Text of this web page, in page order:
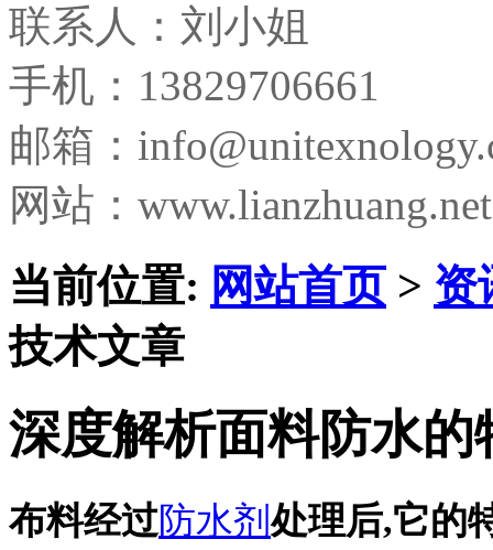
联系人：刘小姐
手机：13829706661
邮箱：
网站：www.lianzhuang.net
当前位置: 网站首页> 资
技术文章
深度解析面料防水的
布料经过防水剂处理后,它的